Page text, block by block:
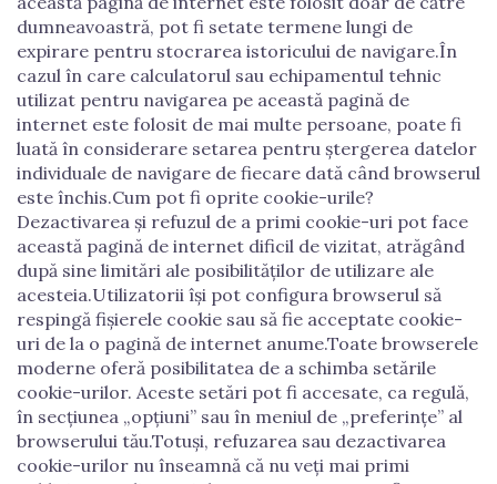
dumneavoastră, pot fi setate termene lungi de
expirare pentru stocrarea istoricului de navigare.În
cazul în care calculatorul sau echipamentul tehnic
utilizat pentru navigarea pe această pagină de
internet este folosit de mai multe persoane, poate fi
luată în considerare setarea pentru ștergerea datelor
individuale de navigare de fiecare dată când browserul
este închis.Cum pot fi oprite cookie-urile?
Dezactivarea și refuzul de a primi cookie-uri pot face
această pagină de internet dificil de vizitat, atrăgând
după sine limitări ale posibilităților de utilizare ale
acesteia.Utilizatorii își pot configura browserul să
respingă fișierele cookie sau să fie acceptate cookie-
uri de la o pagină de internet anume.Toate browserele
moderne oferă posibilitatea de a schimba setările
cookie-urilor. Aceste setări pot fi accesate, ca regulă,
în secțiunea „opțiuni” sau în meniul de „preferințe” al
browserului tău.Totuși, refuzarea sau dezactivarea
cookie-urilor nu înseamnă că nu veți mai primi